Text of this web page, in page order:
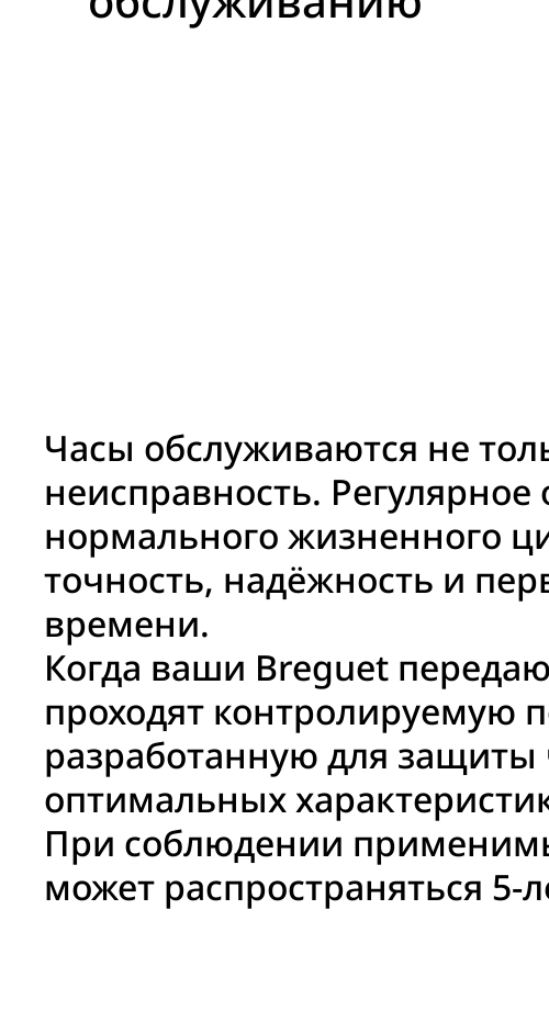
Часы обслуживаются не
неисправность.
нормального жизненного
точность, надёжность и
времени.
Когда ваши Breguet
проходят контролируемую
разработанную для защиты
оптимальных
При соблюдении
может распространяться 5-